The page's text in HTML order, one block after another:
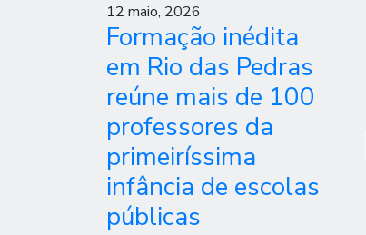
12 maio, 2026
Formação inédita
em Rio das Pedras
reúne mais de 100
professores da
primeiríssima
infância de escolas
públicas